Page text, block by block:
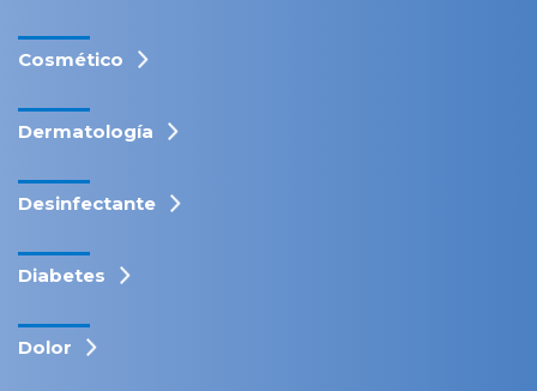
Cosmético
Dermatología
Desinfectante
Diabetes
Dolor